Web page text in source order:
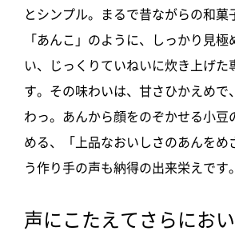
とシンプル。まるで昔ながらの和菓
「あんこ」のように、しっかり見極
い、じっくりていねいに炊き上げた
す。その味わいは、甘さひかえめで
わっ。あんから顔をのぞかせる小豆
める、「上品なおいしさのあんをめ
う作り手の声も納得の出来栄えです。
声にこたえてさらにお